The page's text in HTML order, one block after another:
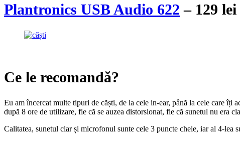
Plantronics USB Audio 622 – 129
Ce le recomandă?
Eu am încercat multe tipuri de căști, de la cele in-ear, până la cele care îți
după 8 ore de utilizare, fie că se auzea distorsionat, fie că sunetul nu era
Calitatea, sunetul clar și microfonul sunte cele 3 puncte cheie, iar al 4-lea